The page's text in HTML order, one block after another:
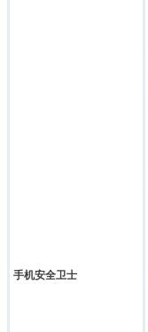
手机安全卫士